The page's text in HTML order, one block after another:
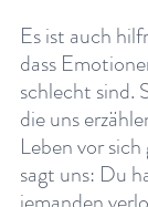
Es ist auch
dass
schlecht sind.
die uns
Leben vor
sagt uns: Du